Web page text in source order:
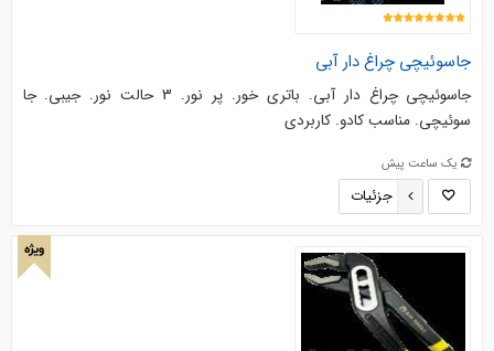
جاسوئیچی چراغ دار آبی
جاسوئیچی چراغ دار آبی. باتری خور. پر نور. 3 حالت نور. جیبی. جا
سوئیچی. مناسب کادو. کاربردی
یک ساعت پیش
جزئیات
ویژه